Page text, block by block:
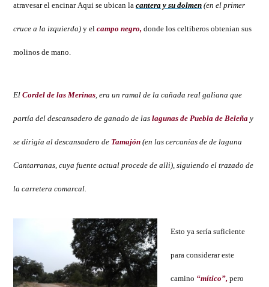
atravesar el encinar Aqui se ubican lacantera y su dolmen(en el primer
cruce a la izquierda)y elcampo negro,donde los celtiberos obtenian sus
molinos de mano.
ElCordel de las Merinas, era un ramal de la cañada real galiana que
partía del descansadero de ganado de laslagunas de Puebla de Beleñay
se dirigía al descansadero de Tamajón(en las cercanías de de laguna
Cantarranas, cuya fuente actual procede de alli), siguiendo el trazado de
la carretera comarcal.
Esto ya sería suficiente
para considerar este
camino “mítico”,pero